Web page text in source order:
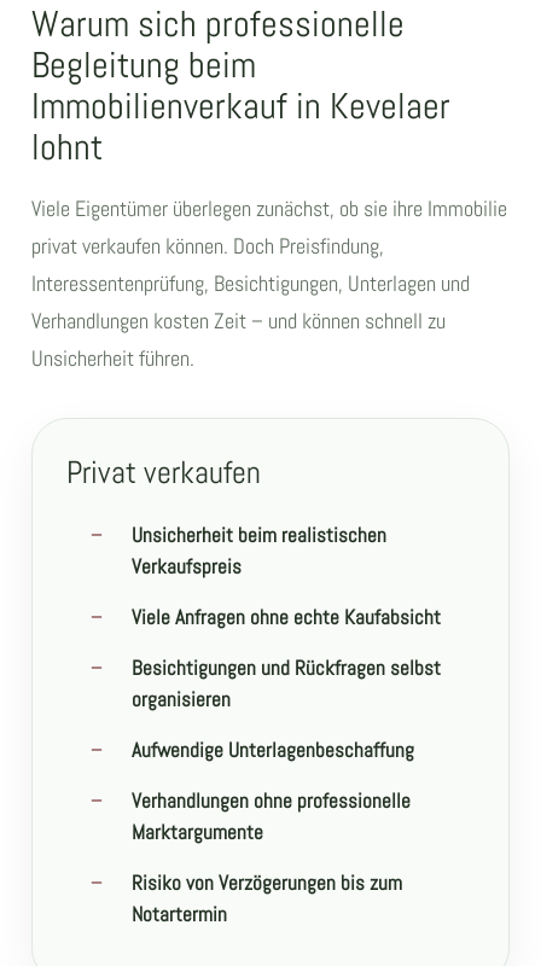
Warum sich professionelle
Begleitung beim
Immobilienverkauf in Kevelaer
lohnt
Viele Eigentümer überlegen zunächst, ob sie ihre Immobilie
privat verkaufen können. Doch Preisfindung,
Interessentenprüfung, Besichtigungen, Unterlagen und
Verhandlungen kosten Zeit – und können schnell zu
Unsicherheit führen.
Privat verkaufen
Unsicherheit beim realistischen
Verkaufspreis
Viele Anfragen ohne echte Kaufabsicht
Besichtigungen und Rückfragen selbst
organisieren
Aufwendige Unterlagenbeschaffung
Verhandlungen ohne professionelle
Marktargumente
Risiko von Verzögerungen bis zum
Notartermin